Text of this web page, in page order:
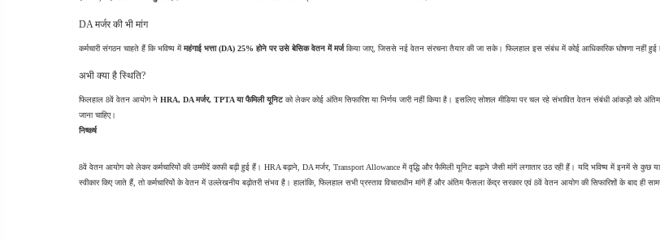
DA मर्जर की भी मांग
कर्मचारी संगठन चाहते हैं कि भविष्य में महंगाई भत्ता (DA) 25% होने पर उसे बेसिक वेतन में मर्ज किया जाए, जिससे नई वेतन संरचना तैयार की जा सके। फिलहाल इस संबंध में कोई आधिकारिक घोषणा नहीं हुई
अभी क्या है स्थिति?
फिलहाल 8वें वेतन आयोग ने HRA, DA मर्जर, TPTA या फैमिली यूनिट को लेकर कोई अंतिम सिफारिश या निर्णय जारी नहीं किया है। इसलिए सोशल मीडिया पर चल रहे संभावित वेतन संबंधी आंकड़ों को अंतिम
जाना चाहिए।
निष्कर्ष
8वें वेतन आयोग को लेकर कर्मचारियों की उम्मीदें काफी बढ़ी हुई हैं। HRA बढ़ाने, DA मर्जर, Transport Allowance में वृद्धि और फैमिली यूनिट बढ़ाने जैसी मांगें लगातार उठ रही हैं। यदि भविष्य में इनमें से कुछ
स्वीकार किए जाते हैं, तो कर्मचारियों के वेतन में उल्लेखनीय बढ़ोतरी संभव है। हालांकि, फिलहाल सभी प्रस्ताव विचाराधीन मांगें हैं और अंतिम फैसला केंद्र सरकार एवं 8वें वेतन आयोग की सिफारिशों के बाद ही